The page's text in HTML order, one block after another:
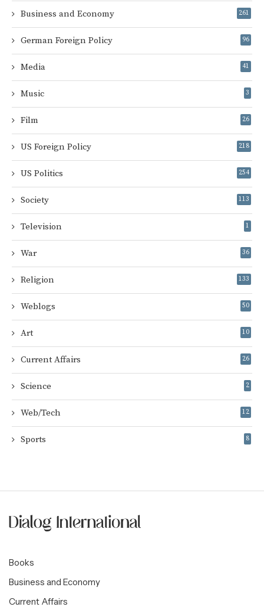
Business and Economy 261
German Foreign Policy 96
Media 41
Music 3
Film 26
US Foreign Policy 218
US Politics 254
Society 113
Television 1
War 36
Religion 133
Weblogs 50
Art 10
Current Affairs 26
Science 2
Web/Tech 12
Sports 8
Books
Business and Economy
Current Affairs